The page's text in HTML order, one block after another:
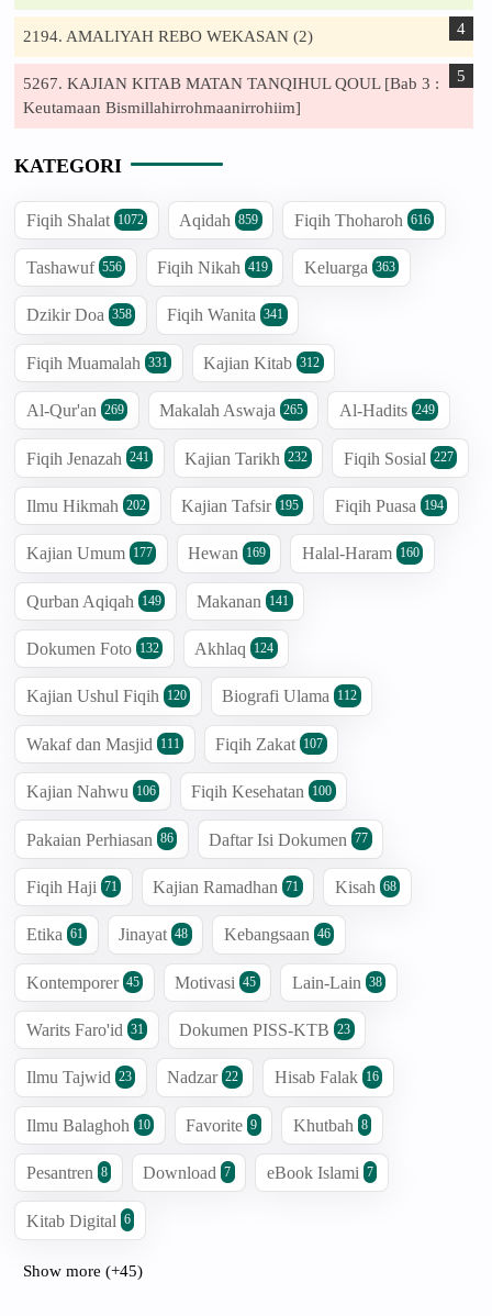
2194. AMALIYAH REBO WEKASAN (2)
5267. KAJIAN KITAB MATAN TANQIHUL QOUL [Bab 3 :
Keutamaan Bismillahirrohmaanirrohiim]
KATEGORI
Fiqih Shalat 1072 Aqidah 859 Fiqih Thoharoh 616
Tashawuf 556 Fiqih Nikah 419 Keluarga 363
Dzikir Doa 358 Fiqih Wanita 341
Fiqih Muamalah 331 Kajian Kitab 312
Al-Qur'an 269 Makalah Aswaja 265 Al-Hadits 249
Fiqih Jenazah 241 Kajian Tarikh 232 Fiqih Sosial 227
Ilmu Hikmah 202 Kajian Tafsir 195 Fiqih Puasa 194
Kajian Umum 177 Hewan 169 Halal-Haram 160
Qurban Aqiqah 149 Makanan 141
Dokumen Foto 132 Akhlaq 124
Kajian Ushul Fiqih 120 Biografi Ulama 112
Wakaf dan Masjid 111 Fiqih Zakat 107
Kajian Nahwu 106 Fiqih Kesehatan 100
Pakaian Perhiasan 86 Daftar Isi Dokumen 77
Fiqih Haji 71 Kajian Ramadhan 71 Kisah 68
Etika 61 Jinayat 48 Kebangsaan 46
Kontemporer 45 Motivasi 45 Lain-Lain 38
Warits Faro'id 31 Dokumen PISS-KTB 23
Ilmu Tajwid 23 Nadzar 22 Hisab Falak 16
Ilmu Balaghoh 10 Favorite 9 Khutbah 8
Pesantren 8 Download 7 eBook Islami 7
Kitab Digital 6
Show more (+45)